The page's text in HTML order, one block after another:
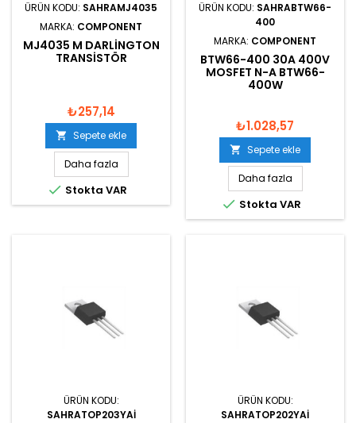
ÜRÜN KODU: SAHRAMJ4035
MARKA: COMPONENT
MJ4035 M DARLINGTON
TRANSISTÖR
₺257,14
 Sepete ekle
Daha fazla
 Stokta VAR
ÜRÜN KODU: SAHRABTW66-
400
MARKA: COMPONENT
BTW66-400 30A 400V
MOSFET N-A BTW66-
400W
₺1.028,57
 Sepete ekle
Daha fazla
 Stokta VAR
ÜRÜN KODU:
SAHRATOP203YAI
ÜRÜN KODU:
SAHRATOP202YAI